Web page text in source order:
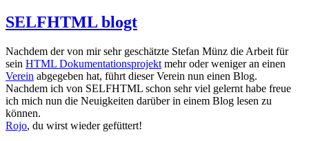
SELFHTML blogt
Nachdem der von mir sehr geschätzte Stefan Münz die Arbeit für
sein HTML Dokumentationsprojekt mehr oder weniger an einen
Verein abgegeben hat, führt dieser Verein nun einen Blog.
Nachdem ich von SELFHTML schon sehr viel gelernt habe freue
ich mich nun die Neuigkeiten darüber in einem Blog lesen zu
können.
Rojo, du wirst wieder gefüttert!